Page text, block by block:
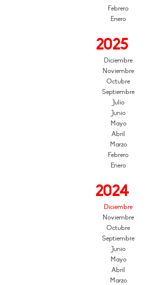
Febrero
Enero
2025
Diciembre
Noviembre
Octubre
Septiembre
Julio
Junio
Mayo
Abril
Marzo
Febrero
Enero
2024
Diciembre
Noviembre
Octubre
Septiembre
Junio
Mayo
Abril
Marzo